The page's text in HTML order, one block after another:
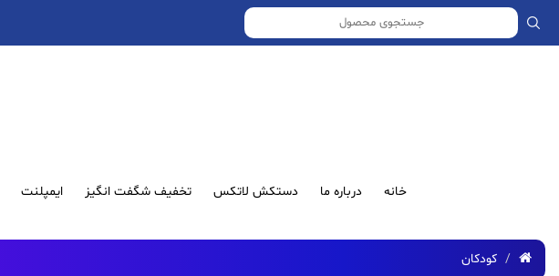
خانه درباره ما دستکش لاتکس تخفیف شگفت انگیز ایمپلنت
کودکان